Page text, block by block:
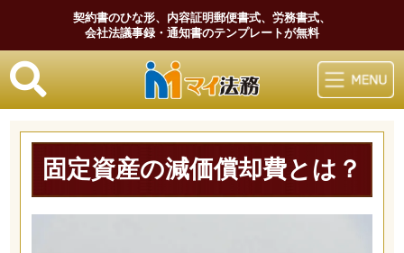
契約書のひな形、内容証明郵便書式、労務書式、
会社法議事録・通知書のテンプレートが無料
マイ法務
固定資産の減価償却費とは？